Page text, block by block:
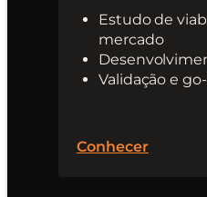
Estudo de
mercado
Validação e
Conhecer